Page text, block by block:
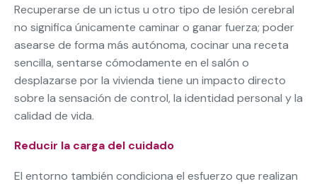
Recuperarse de un ictus u otro tipo de lesión cerebral
no significa únicamente caminar o ganar fuerza; poder
asearse de forma más autónoma, cocinar una receta
sencilla, sentarse cómodamente en el salón o
desplazarse por la vivienda tiene un impacto directo
sobre la sensación de control, la identidad personal y la
calidad de vida.
Reducir la carga del cuidado
El entorno también condiciona el esfuerzo que realizan